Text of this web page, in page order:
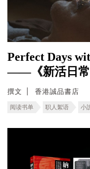
Perfect Days
——《新活日常
撰文 香港誠品書店
阅读书单 职人絮语 小